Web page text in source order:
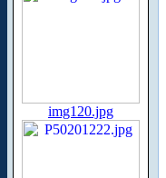
img120.jpg